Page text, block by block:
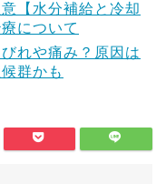
【水分補給と冷却
について
れや痛み？原因は
群かも